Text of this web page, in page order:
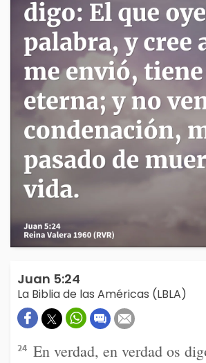
Juan 5:24
La Biblia de las Américas (LBLA)
24 En verdad, en verdad os